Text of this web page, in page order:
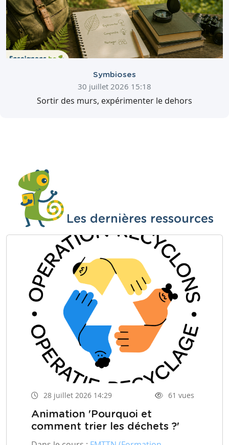
Symbioses
30 juillet 2026 15:18
Sortir des murs, expérimenter le dehors
Les dernières ressources
28 juillet 2026 14:29 61 vues
Animation 'Pourquoi et
comment trier les déchets ?'